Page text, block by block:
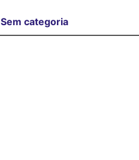
Sem categoria